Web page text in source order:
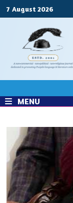
7 August 2026
MENU